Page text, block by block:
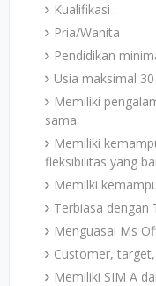
Kualifikasi :
Pria/Wanita
Pendidikan
Usia maksimal
Memiliki
sama
Memiliki
fleksibilitas yang
Memilki
Terbiasa dengan
Menguasai Ms
Customer,
Memiliki SIM A